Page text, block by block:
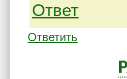
Ответ
Ответить